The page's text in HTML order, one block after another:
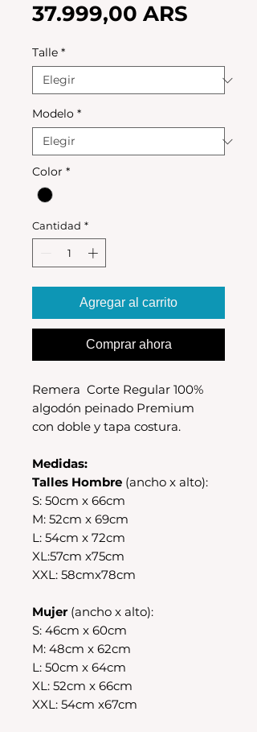
37.999,00 ARS
Talle *
Modelo *
Color *
Cantidad *
Agregar al carrito
Comprar ahora
Remera Corte Regular 100%
algodón peinado Premium
con doble y tapa costura.
Medidas:
Talles Hombre (ancho x alto):
S: 50cm x 66cm
M: 52cm x 69cm
L: 54cm x 72cm
XL:57cm x75cm
XXL: 58cmx78cm
Mujer(ancho x alto):
S: 46cm x 60cm
M: 48cm x 62cm
L: 50cm x 64cm
XL: 52cm x 66cm
XXL: 54cm x67cm